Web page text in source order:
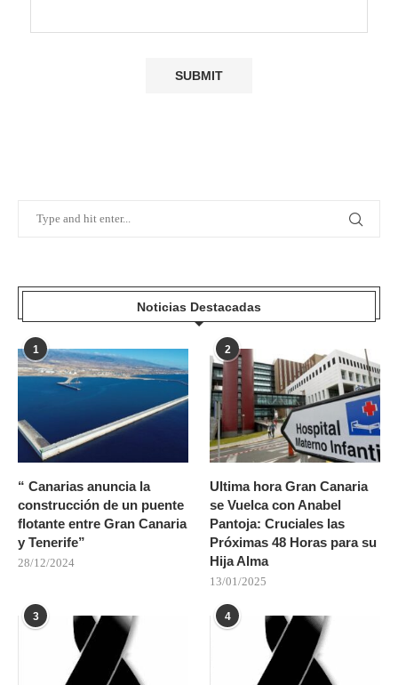
Noticias Destacadas
1
“ Canarias anuncia la
construcción de un puente
flotante entre Gran Canaria
y Tenerife”
28/12/2024
2
Ultima hora Gran Canaria
se Vuelca con Anabel
Pantoja: Cruciales las
Próximas 48 Horas para su
Hija Alma
13/01/2025
3 4